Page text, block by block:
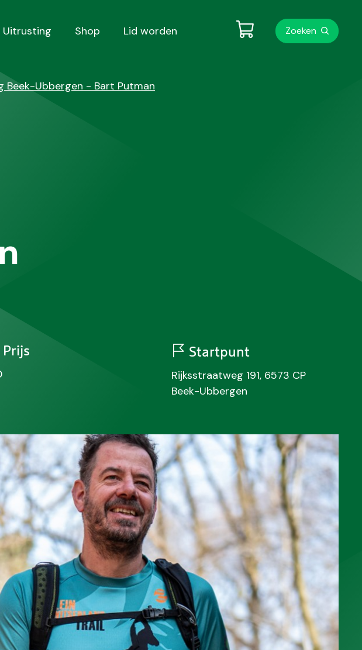
Uitrusting Shop Lid worden Zoeken
Beek-Ubbergen - Bart Putman
Prijs
Startpunt
Rijksstraatweg 191, 6573 CP
Beek-Ubbergen